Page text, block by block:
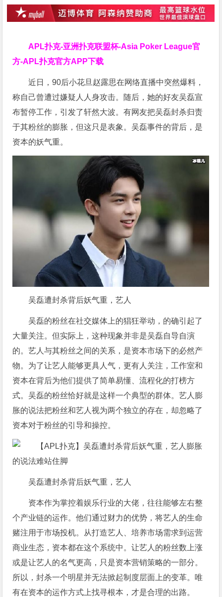
APL扑克-亚洲扑克联盟杯-Asia Poker League官
方-APL扑克官方APP下载
近日，90后小花旦赵露思在网络直播中突然爆料，
称自己曾遭过嫌疑人人身攻击。随后，她的好友吴磊宣
布暂停工作，引发了轩然大波。有网友把吴磊封杀归责
于其粉丝的膨胀，但这只是表象。吴磊事件的背后，是
资本的妖气重。
吴磊遭封杀背后妖气重，艺人
吴磊的粉丝在社交媒体上的猖狂举动，的确引起了
大量关注。但实际上，这种现象并非是吴磊自导自演
的。艺人与其粉丝之间的关系，是资本市场下的必然产
物。为了让艺人能够更具人气，更有人关注，工作室和
资本在背后为他们提供了简单易懂、流程化的打榜方
式。吴磊的粉丝恰好就是这样一个典型的群体。艺人膨
胀的说法把粉丝和艺人视为两个独立的存在，却忽略了
资本对于粉丝的引导和操控。
吴磊遭封杀背后妖气重，艺人
资本作为掌控着娱乐行业的大佬，往往能够左右整
个产业链的运作。他们通过财力的优势，将艺人的生命
赌注用于市场投机。从打造艺人、培养市场需求到运营
商业生态，资本都在这个系统中。让艺人的粉丝数上涨
或是让艺人的名气更高，只是资本营销策略的一部分。
所以，封杀一个明星并无法掀起制度层面上的变革。唯
有在资本的运作方式上找寻根本，才是合理的出路。